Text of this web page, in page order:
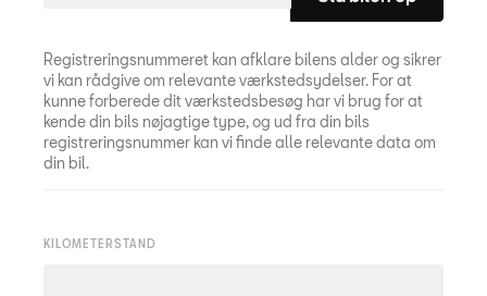
Registreringsnummeret kan afklare bilens alder og sikrer
vi kan rådgive om relevante værkstedsydelser.​ For at
kunne forberede dit værkstedsbesøg har vi brug for at
kende din bils nøjagtige type, og ud fra din bils
registreringsnummer kan vi finde alle relevante data om
din bil.
KILOMETERSTAND